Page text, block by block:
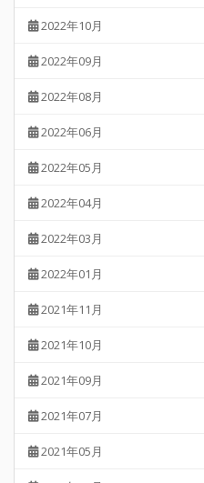
2022年10月
2022年09月
2022年08月
2022年06月
2022年05月
2022年04月
2022年03月
2022年01月
2021年11月
2021年10月
2021年09月
2021年07月
2021年05月